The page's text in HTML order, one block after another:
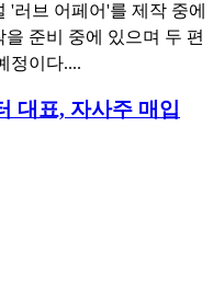
'러브 어페어'를 제작 중에
준비 중에 있으며 두 편
정이다....
대표, 자사주 매입